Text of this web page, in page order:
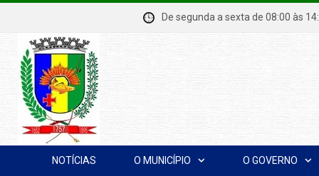
De segunda a sexta de 08:00
NOTÍCIAS O MUNICÍPIO O GOVERNO